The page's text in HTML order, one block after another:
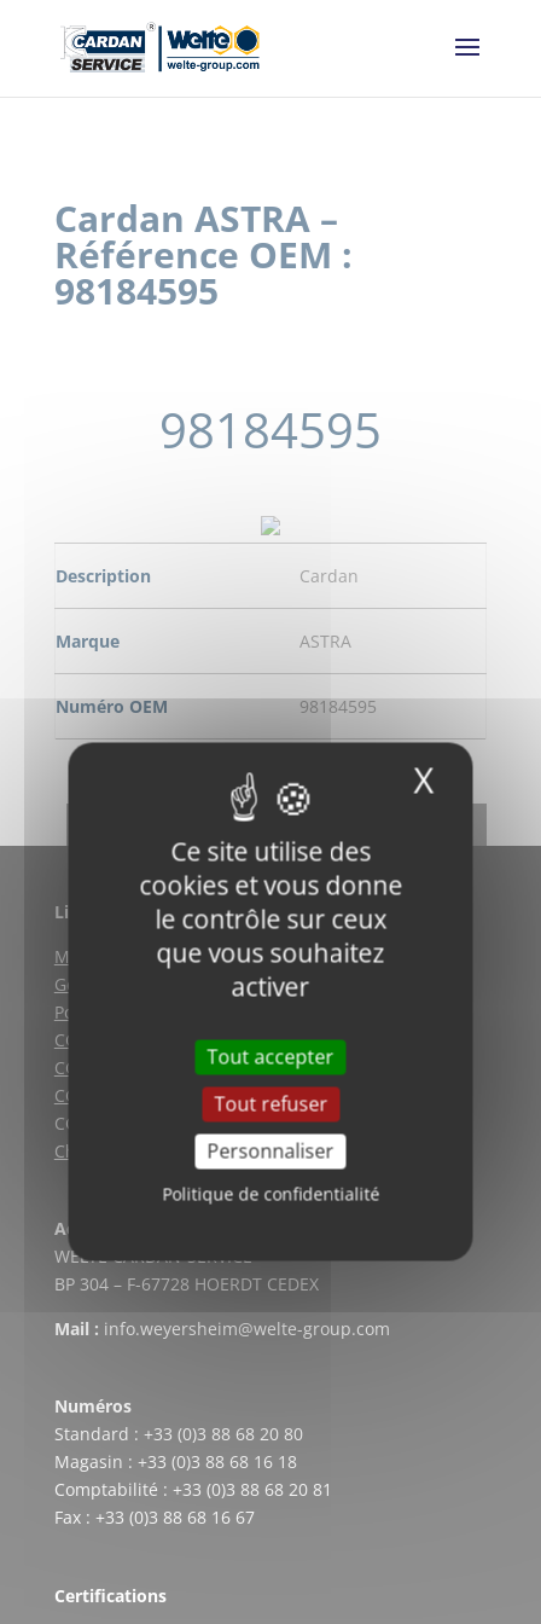
Ce site utilise des
cookies et vous donne
le contrôle sur ceux
que vous souhaitez
activer
Tout accepter
Tout refuser
Personnaliser
Politique de confidentialité
X
Cardan ASTRA –
Référence OEM :
98184595
98184595
Description Cardan
Marque ASTRA
Numéro OEM 98184595
DEMANDE DE RENSEIGNEMENT
RETOUR
Liens utiles
Mentions légales
Gestion des cookies
Politique de confidentialité
CGV (Weyersheim)
CGV (Strasbourg)
CGV (Lyon)
CGV vente en ligne
Charte qualité
Adresse postale
WELTE CARDAN-SERVICE
BP 304 – F-67728 HOERDT CEDEX
Mail : info.weyersheim@welte-group.com
Numéros
Standard : +33 (0)3 88 68 20 80
Magasin : +33 (0)3 88 68 16 18
Comptabilité : +33 (0)3 88 68 20 81
Fax : +33 (0)3 88 68 16 67
Certifications